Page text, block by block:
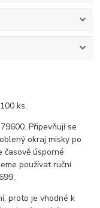
ks.
Připevňují se
okraj misky po
časově úsporné
používat ruční
proto je vhodné k